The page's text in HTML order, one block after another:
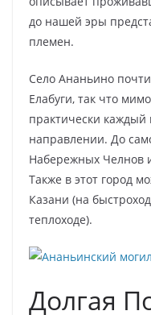
до нашей эры
племен.
Село Ананьино
Елабуги, так что
практически каждый
направлении. До
Набережных Челнов
Также в этот город
Казани (на
теплоходе).
Долгая